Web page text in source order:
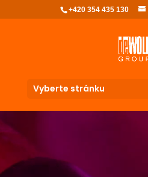
+420 354 435 130
Vyberte stránku
přehrávač